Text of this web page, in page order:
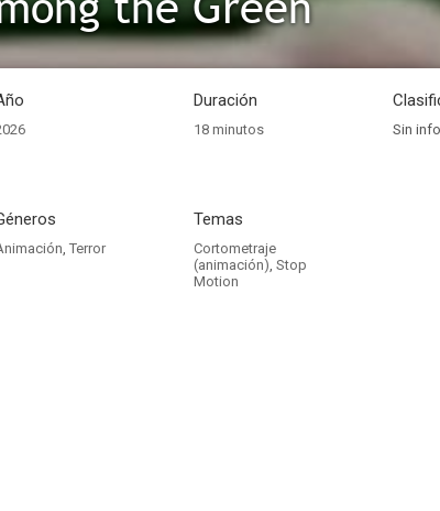
Duración
18 minutos Sin
, Terror
Temas
Cortometraje
(animación), Stop
Motion